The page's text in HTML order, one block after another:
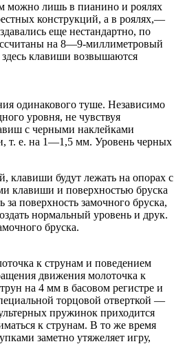
можно лишь в пианино и роялях
конструкций, а в роялях,—
еще нестандартно, по
на 8—9-миллиметровый
клавиши возвышаются
одинакового туше. Независимо
уровня, не чувствуя
с черными наклейками
т. е. на 1—1,5 мм. Уровень черных
клавиши будут лежать на опорах с
кла­виши и поверхностью бруска
поверхность замочного бруска,
нормальный уровень и друк.
бруска.
к струнам и поведением
движения молоточка к
на 4 мм в басовом регистре и
торцовой отверткой —
пружинок приходится
к струнам. В то же время
заметно утяжеляет игру,